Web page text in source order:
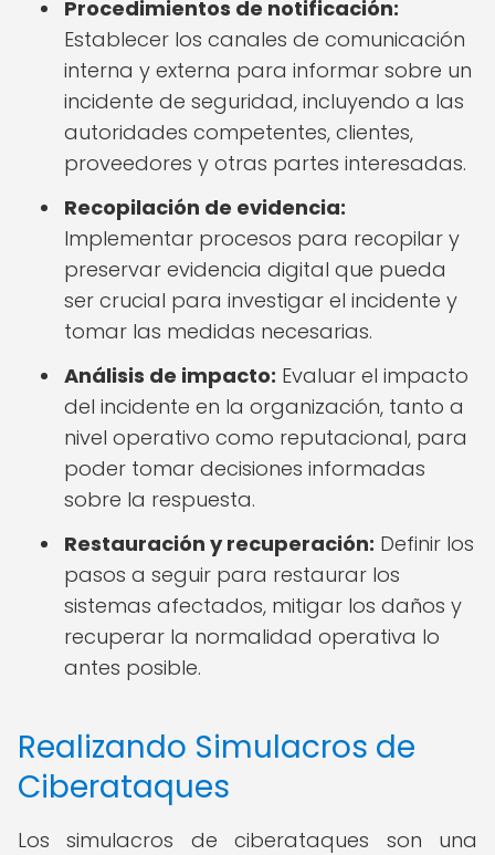
Procedimientos de notificación:
Establecer los canales de comunicación
interna y externa para informar sobre un
incidente de seguridad, incluyendo a las
autoridades competentes, clientes,
proveedores y otras partes interesadas.
Recopilación de evidencia:
Implementar procesos para recopilar y
preservar evidencia digital que pueda
ser crucial para investigar el incidente y
tomar las medidas necesarias.
Análisis de impacto: Evaluar el impacto
del incidente en la organización, tanto a
nivel operativo como reputacional, para
poder tomar decisiones informadas
sobre la respuesta.
Restauración y recuperación: Definir los
pasos a seguir para restaurar los
sistemas afectados, mitigar los daños y
recuperar la normalidad operativa lo
antes posible.
Realizando Simulacros de
Ciberataques
Los simulacros de ciberataques son una